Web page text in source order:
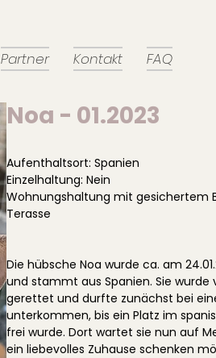
Partner Kontakt FAQ
Noa - 01.2023
Aufenthaltsort: Spanien
Einzelhaltung: Nein
Wohnungshaltung mit gesichertem
Terasse
Die hübsche Noa wurde ca. am
und stammt aus Spanien. Sie wurde
gerettet und durfte zunächst bei
unterkommen, bis ein Platz im
frei wurde. Dort wartet sie nun auf
ein liebevolles Zuhause schenken